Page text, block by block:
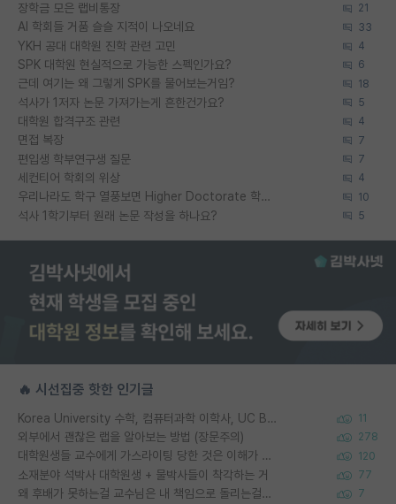
장학금 모은 랩비통장 21
AI 학회들 거품 슬슬 지적이 나오네요 33
YKH 공대 대학원 진학 관련 고민 4
SPK 대학원 현실적으로 가능한 스펙인가요? 6
근데 여기는 왜 그렇게 SPK를 물어보는거임? 18
석사가 1저자 논문 가져가는게 흔한건가요? 5
대학원 합격구조 관련 4
면접 복장 7
편입생 학부연구생 질문 7
세컨티어 학회의 위상 4
우리나라도 학구 열풍보면 Higher Doctorate 학위가 필요하다고 봅니다. 10
석사 1학기부터 원래 논문 작성을 하나요? 5
🔥 시선집중 핫한 인기글
Korea University 수학, 컴퓨터과학 이학사, UC Berkeley 산업공학 대학원 공학박사가 되는 것은 쉽지 않겠죠? 11
외부에서 괜찮은 랩을 알아보는 방법 (장문주의) 278
대학원생들 교수에게 가스라이팅 당한 것은 이해가 갑니다. 안타깝네요. 120
소재분야 석박사 대학원생 + 물박사들이 착각하는 거 77
왜 후배가 못하는걸 교수님은 내 책임으로 돌리는걸까요? 7